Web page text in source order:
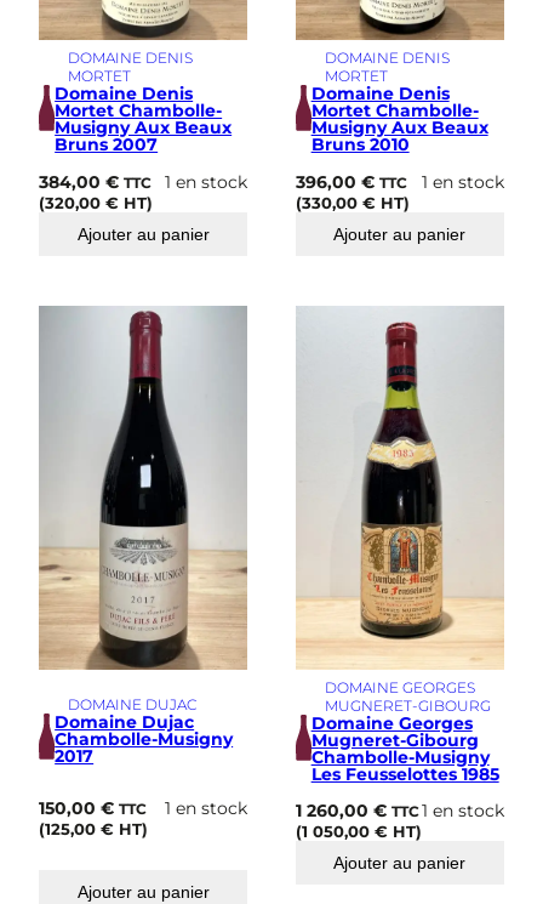
DOMAINE DENIS
MORTET
Domaine Denis
Mortet Chambolle-
Musigny Aux Beaux
Bruns 2007
384,00€ TTC
(320,00€ HT)
1 en stock
Ajouter au panier
DOMAINE DENIS
MORTET
Domaine Denis
Mortet Chambolle-
Musigny Aux Beaux
Bruns 2010
396,00 € TTC
(330,00 €HT)
1 en stock
Ajouter au panier
DOMAINE DUJAC
Domaine Dujac
Chambolle-Musigny
2017
150,00€ TTC
(125,00€ HT)
1 en stock
Ajouter au panier
DOMAINE GEORGES
MUGNERET-GIBOURG
Domaine Georges
Mugneret-Gibourg
Chambolle-Musigny
Les Feusselottes 1985
1 260,00 € TTC
(1 050,00 €HT)
1 en stock
Ajouter au panier